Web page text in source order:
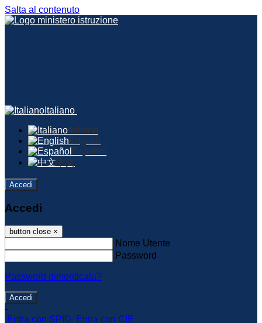
Salta al contenuto
Italiano
Italiano
English
Español
中文
Accedi
Accedi
button close ×
Nome Utente
Password
Password dimenticata?
-
Entra con SPID
Entra con CIE